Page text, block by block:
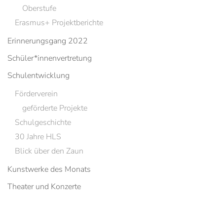
Oberstufe
Erasmus+ Projektberichte
Erinnerungsgang 2022
Schüler*innenvertretung
Schulentwicklung
Förderverein
geförderte Projekte
Schulgeschichte
30 Jahre HLS
Blick über den Zaun
Kunstwerke des Monats
Theater und Konzerte